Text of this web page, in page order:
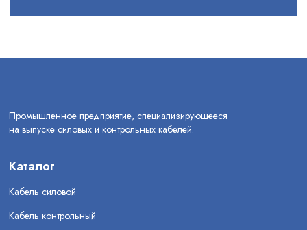
Промышленное предприятие, специализирующееся
на выпуске силовых и контрольных кабелей.
Каталог
Кабель силовой
Кабель контрольный